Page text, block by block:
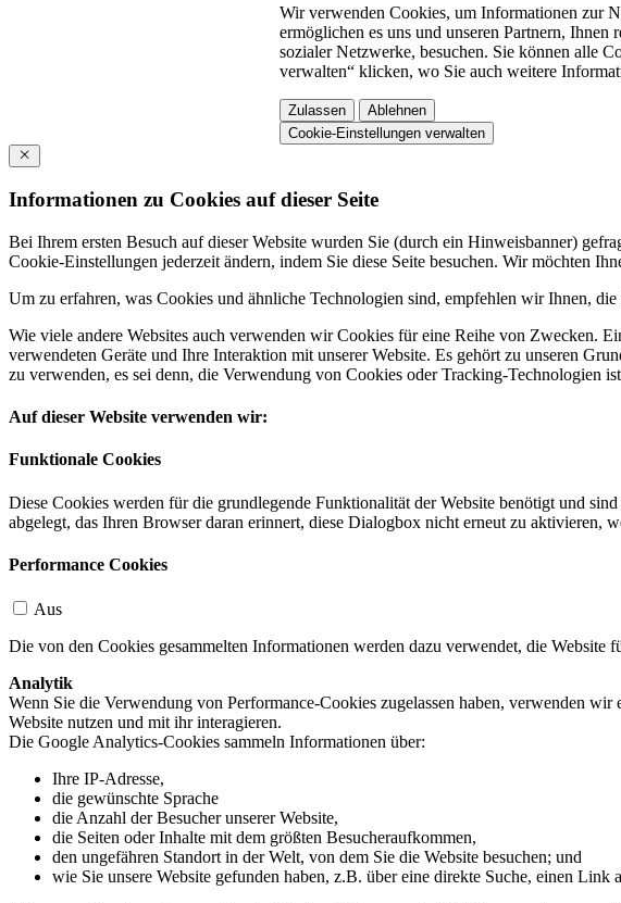
Wir verwenden Cookies, um Informationen zur
ermöglichen es uns und unseren Partnern,
sozialer Netzwerke, besuchen. Sie können alle
verwalten“ klicken, wo Sie auch weitere
Zulassen
Ablehnen
Cookie-Einstellungen verwalten
Informationen zu Cookies auf dieser Seite
Bei Ihrem ersten Besuch auf dieser Website wurden Sie (durch ein Hinweisbanner)
Cookie-Einstellungen jederzeit ändern, indem Sie diese Seite besuchen. Wir möchten
Um zu erfahren, was Cookies und ähnliche Technologien sind, empfehlen wir Ihnen,
Wie viele andere Websites auch verwenden wir Cookies für eine Reihe von Zwecken.
verwendeten Geräte und Ihre Interaktion mit unserer Website. Es gehört zu unseren
zu verwenden, es sei denn, die Verwendung von Cookies oder Tracking-Technologien
Auf dieser Website verwenden wir:
Funktionale Cookies
Diese Cookies werden für die grundlegende Funktionalität der Website benötigt und
abgelegt, das Ihren Browser daran erinnert, diese Dialogbox nicht erneut zu aktivieren,
Performance Cookies
Aus
Die von den Cookies gesammelten Informationen werden dazu verwendet, die Website
Analytik
Wenn Sie die Verwendung von Performance-Cookies zugelassen haben, verwenden
Website nutzen und mit ihr interagieren.
Die Google Analytics-Cookies sammeln Informationen über:
Ihre IP-Adresse,
die gewünschte Sprache
die Anzahl der Besucher unserer Website,
die Seiten oder Inhalte mit dem größten Besucheraufkommen,
den ungefähren Standort in der Welt, von dem Sie die Website besuchen; und
wie Sie unsere Website gefunden haben, z.B. über eine direkte Suche, einen